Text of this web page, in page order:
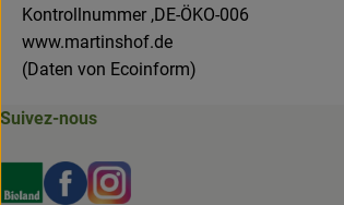
Kontrollnummer ,DE-ÖKO-006
www.martinshof.de
(Daten von Ecoinform)
Suivez-nous
Externer Link zu https://
Externer Link zu https://
Externer Link zu https://